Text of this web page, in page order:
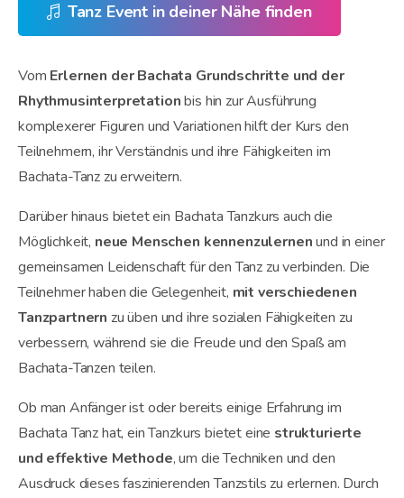
Tanz Event in deiner Nähe finden
Vom Erlernen der Bachata Grundschritte und der
Rhythmusinterpretationbis hin zur Ausführung
komplexerer Figuren und Variationen hilft der Kurs den
Teilnehmern, ihr Verständnis und ihre Fähigkeiten im
Bachata-Tanz zu erweitern.
Darüber hinaus bietet ein Bachata Tanzkurs auch die
Möglichkeit, neue Menschen kennenzulernenund in einer
gemeinsamen Leidenschaft für den Tanz zu verbinden. Die
Teilnehmer haben die Gelegenheit, mit verschiedenen
Tanzpartnern zu üben und ihre sozialen Fähigkeiten zu
verbessern, während sie die Freude und den Spaß am
Bachata-Tanzen teilen.
Ob man Anfänger ist oder bereits einige Erfahrung im
Bachata Tanz hat, ein Tanzkurs bietet eine strukturierte
und effektive Methode, um die Techniken und den
Ausdruck dieses faszinierenden Tanzstils zu erlernen. Durch